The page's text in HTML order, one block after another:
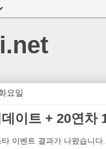
요일
이트 + 20연차
이벤트 결과가 나왔습니다.